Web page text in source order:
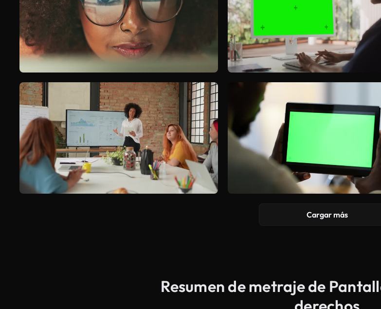
Cargar más
Resumen de metraje de